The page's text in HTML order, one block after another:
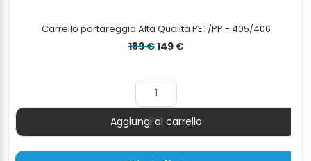
Carrello portareggia Alta Qualità PET/PP - 405/406
189€Il
era:
189 €.
149 €Il
149 €.
Quantità
Aggiungi al carrello